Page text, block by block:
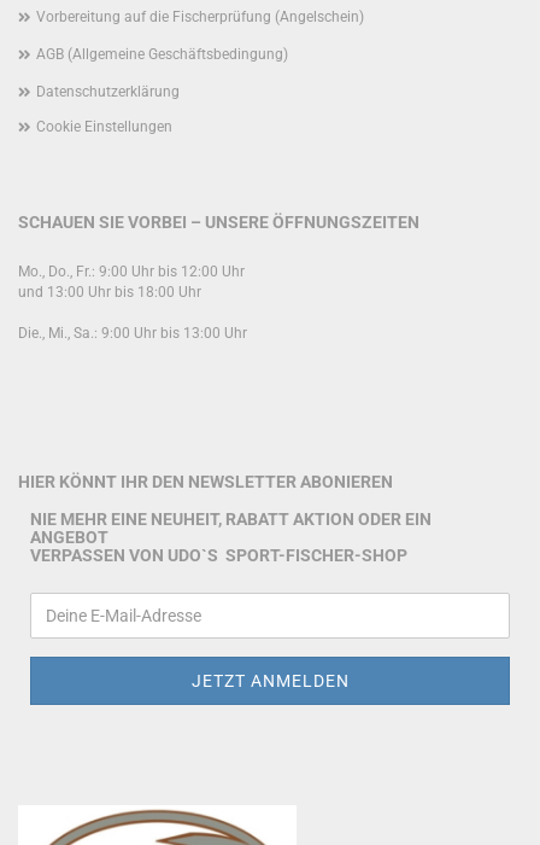
Vorbereitung auf die Fischerprüfung (Angelschein)
AGB (Allgemeine Geschäftsbedingung)
Datenschutzerklärung
Cookie Einstellungen
SCHAUEN SIE VORBEI – UNSERE ÖFFNUNGSZEITEN
Mo., Do., Fr.: 9:00 Uhr bis 12:00 Uhr
und 13:00 Uhr bis 18:00 Uhr
Die., Mi., Sa.: 9:00 Uhr bis 13:00 Uhr
HIER KÖNNT IHR DEN NEWSLETTER ABONIEREN
NIE MEHR EINE NEUHEIT, RABATT AKTION ODER EIN
ANGEBOT
VERPASSEN VON UDO`S SPORT-FISCHER-SHOP